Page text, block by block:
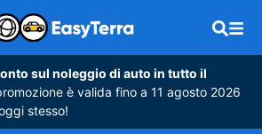
sul noleggio di auto in tutto il
è valida fino a 11 agosto 2026
stesso!